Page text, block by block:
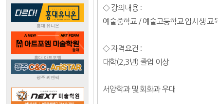
◇ 강의내용 :
예술중학교 / 예술고등학교 입시생 교
◇ 자격요건 :
대학(2,3년) 졸업 이상
서양학과 및 회화과 우대